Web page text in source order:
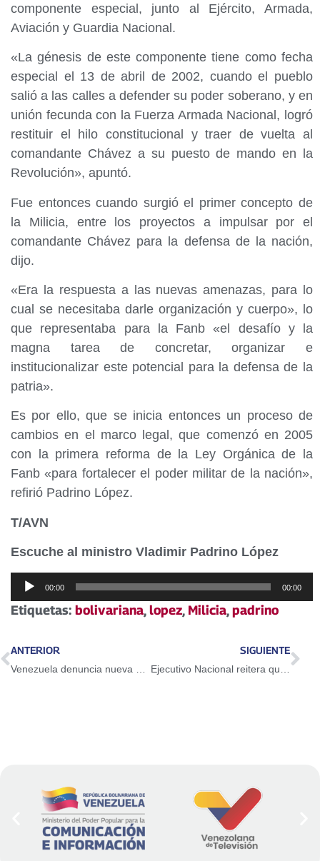
componente especial, junto al Ejército, Armada,
Aviación y Guardia Nacional.
«La génesis de este componente tiene como fecha
especial el 13 de abril de 2002, cuando el pueblo
salió a las calles a defender su poder soberano, y en
unión fecunda con la Fuerza Armada Nacional, logró
restituir el hilo constitucional y traer de vuelta al
comandante Chávez a su puesto de mando en la
Revolución», apuntó.
Fue entonces cuando surgió el primer concepto de
la Milicia, entre los proyectos a impulsar por el
comandante Chávez para la defensa de la nación,
dijo.
«Era la respuesta a las nuevas amenazas, para lo
cual se necesitaba darle organización y cuerpo», lo
que representaba para la Fanb «el desafío y la
magna tarea de concretar, organizar e
institucionalizar este potencial para la defensa de la
patria».
Es por ello, que se inicia entonces un proceso de
cambios en el marco legal, que comenzó en 2005
con la primera reforma de la Ley Orgánica de la
Fanb «para fortalecer el poder militar de la nación»,
refirió Padrino López.
T/AVN
Escuche al ministro Vladimir Padrino López
Reproductor
de
audio
00:00 00:00
Etiquetas: bolivariana,lopez, Milicia,padrino
ANTERIOR SIGUIENTE